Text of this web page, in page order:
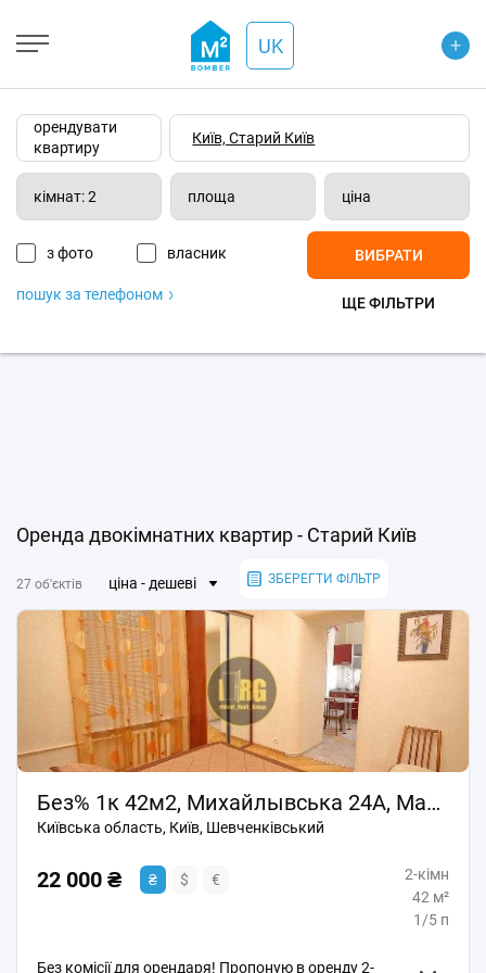
UK +
орендувати
квартиру
кімнат: 2 площа ціна
з фото власник
пошук за телефоном ЩЕ ФІЛЬТРИ
ВИБРАТИ
Оренда двокімнатних квартир - Старий Київ
27 об'єктів ціна - дешеві ЗБЕРЕГТИ ФІЛЬТР
Без% 1к 42м2, Михайлывська 24А, Майдан Незалежності, Центр, Велика Житомирська
Київська область, Київ, Шевченківський
22 000 ₴ ₴ $ €
2-кімн
42 м²
1/5 п
Без комісії для орендаря! Пропоную в оренду 2-
Open Street
Wiki-карта
Супутник
Транспорт
+
−